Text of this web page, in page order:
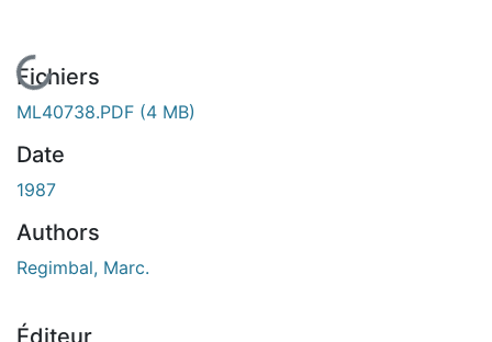
En cours de chargement...
Fichiers
ML40738.PDF (4 MB)
Date
1987
Authors
Regimbal, Marc.
Éditeur